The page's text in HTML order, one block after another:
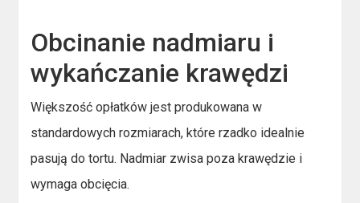
Obcinanie nadmiaru i
wykańczanie krawędzi
Większość opłatków jest produkowana w
standardowych rozmiarach, które rzadko idealnie
pasują do tortu. Nadmiar zwisa poza krawędzie i
wymaga obcięcia.